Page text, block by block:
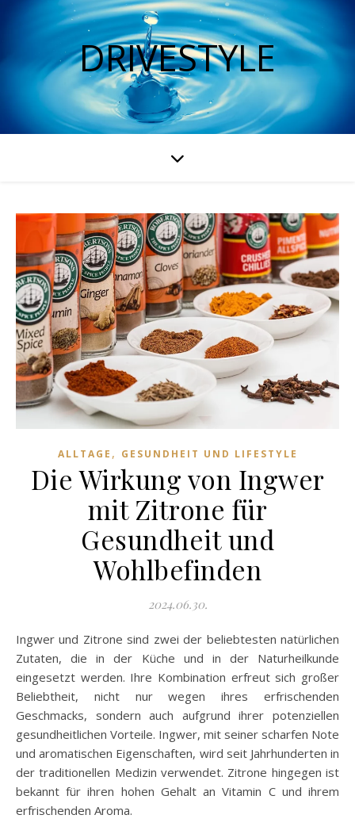
DRIVESTYLE
ALLTAGE , GESUNDHEIT UND LIFESTYLE
Die Wirkung von Ingwer
mit Zitrone für
Gesundheit und
Wohlbefinden
2024.06.30.
Ingwer und Zitrone sind zwei der beliebtesten natürlichen
Zutaten, die in der Küche und in der Naturheilkunde
eingesetzt werden. Ihre Kombination erfreut sich großer
Beliebtheit, nicht nur wegen ihres erfrischenden
Geschmacks, sondern auch aufgrund ihrer potenziellen
gesundheitlichen Vorteile. Ingwer, mit seiner scharfen Note
und aromatischen Eigenschaften, wird seit Jahrhunderten in
der traditionellen Medizin verwendet. Zitrone hingegen ist
bekannt für ihren hohen Gehalt an Vitamin C und ihrem
erfrischenden Aroma.